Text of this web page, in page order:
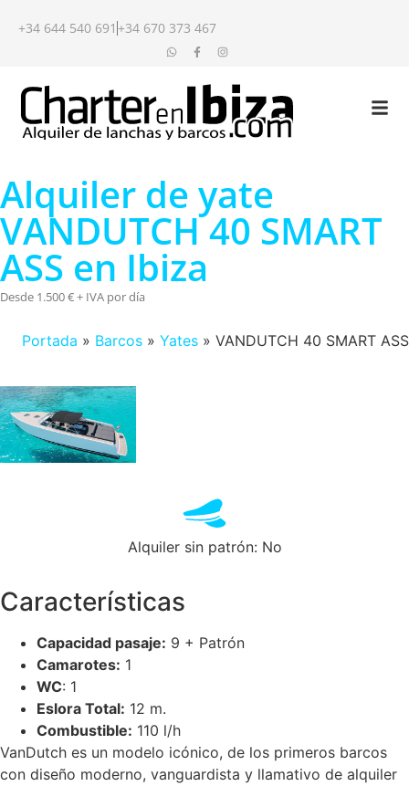
+34 644 540 691 +34 670 373 467
Alquiler de yate
VANDUTCH 40 SMART
ASS en Ibiza
Desde 1.500 € + IVA por día
Portada » Barcos » Yates » VANDUTCH 40 SMART ASS
Alquiler sin patrón: No
Características
Capacidad pasaje: 9 + Patrón
Camarotes: 1
WC: 1
Eslora Total: 12 m.
Combustible: 110 l/h
VanDutch es un modelo icónico, de los primeros barcos
con diseño moderno, vanguardista y llamativo de alquiler